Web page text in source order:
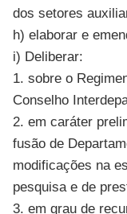
dos setores
h) elaborar e
i) Deliberar:
1. sobre o
Conselho
2. em caráter
fusão de
modificações na
pesquisa e de
3. em grau de